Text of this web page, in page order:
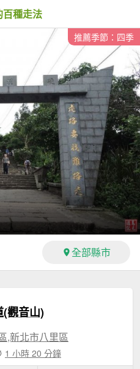
種走法
推薦季節：四季
全部縣市
(觀音山)
,新北市八里區
1 小時 20 分鐘